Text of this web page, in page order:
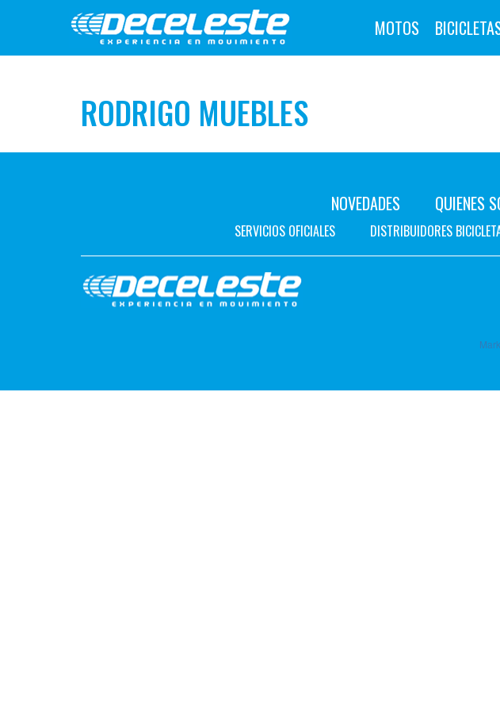
MOTOS
RODRIGO MUEBLES
NOVEDADES QUIENES
SERVICIOS OFICIALES DISTRIBUIDORES